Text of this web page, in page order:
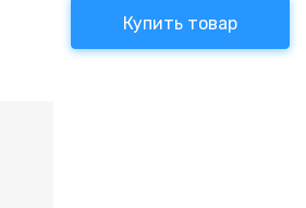
Купить товар